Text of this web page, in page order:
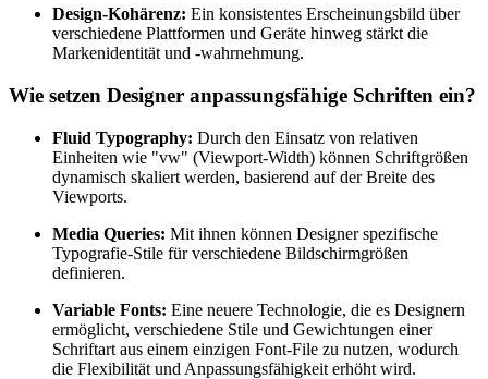
Design-Kohärenz: Ein konsistentes Erscheinungsbild über
verschiedene Plattformen und Geräte hinweg stärkt die
Markenidentität und -wahrnehmung.
Wie setzen Designer anpassungsfähige Schriften ein?
Fluid Typography: Durch den Einsatz von relativen
Einheiten wie "vw" (Viewport-Width) können Schriftgrößen
dynamisch skaliert werden, basierend auf der Breite des
Viewports.
Media Queries: Mit ihnen können Designer spezifische
Typografie-Stile für verschiedene Bildschirmgrößen
definieren.
Variable Fonts: Eine neuere Technologie, die es Designern
ermöglicht, verschiedene Stile und Gewichtungen einer
Schriftart aus einem einzigen Font-File zu nutzen, wodurch
die Flexibilität und Anpassungsfähigkeit erhöht wird.